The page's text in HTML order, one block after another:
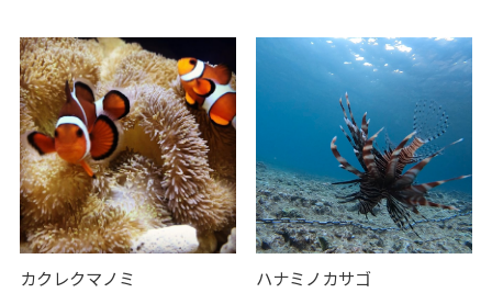
カクレクマノミ ハナミノカサゴ